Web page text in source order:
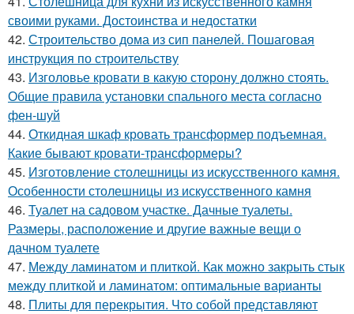
своими руками. Достоинства и недостатки
42. Строительство дома из сип панелей. Пошаговая
инструкция по строительству
43. Изголовье кровати в какую сторону должно стоять.
Общие правила установки спального места согласно
фен-шуй
44. Откидная шкаф кровать трансформер подъемная.
Какие бывают кровати-трансформеры?
45. Изготовление столешницы из искусственного камня.
Особенности столешницы из искусственного камня
46. Туалет на садовом участке. Дачные туалеты.
Размеры, расположение и другие важные вещи о
дачном туалете
47. Между ламинатом и плиткой. Как можно закрыть стык
между плиткой и ламинатом: оптимальные варианты
48. Плиты для перекрытия. Что собой представляют